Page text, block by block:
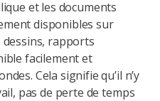
et les documents
disponibles sur
dessins, rapports
facilement et
Cela signifie qu’il n’y
pas de perte de temps